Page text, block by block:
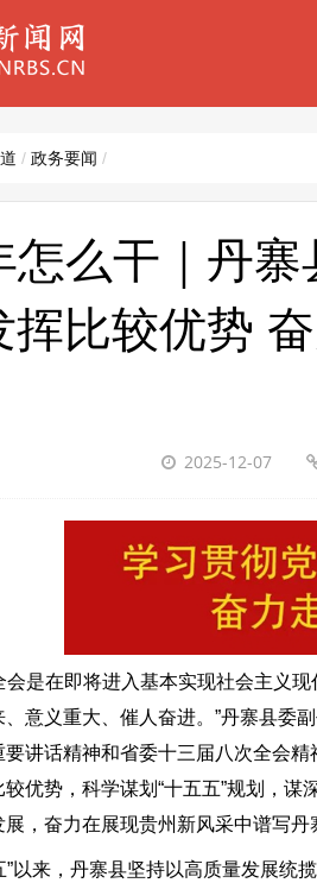
/ 政务要闻 /
怎么干｜丹
挥比较优势
2025-12-07
是在即将进入基本实现社会主义现
意义重大、催人奋进。”丹寨县委
讲话精神和省委十三届八次全会
优势，科学谋划“十五五”规划，
，奋力在展现贵州新风采中谱写丹
来，丹寨县坚持以高质量发展统